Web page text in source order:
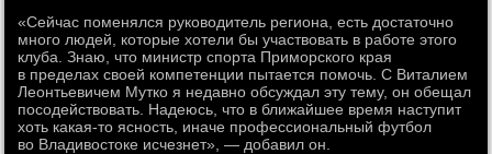
«Сейчас поменялся руководитель региона, есть достаточно
много людей, которые хотели бы участвовать в работе этого
клуба. Знаю, что министр спорта Приморского края
в пределах своей компетенции пытается помочь. С Виталием
Леонтьевичем Мутко я недавно обсуждал эту тему, он обещал
посодействовать. Надеюсь, что в ближайшее время наступит
хоть какая-то ясность, иначе профессиональный футбол
во Владивостоке исчезнет», — добавил он.